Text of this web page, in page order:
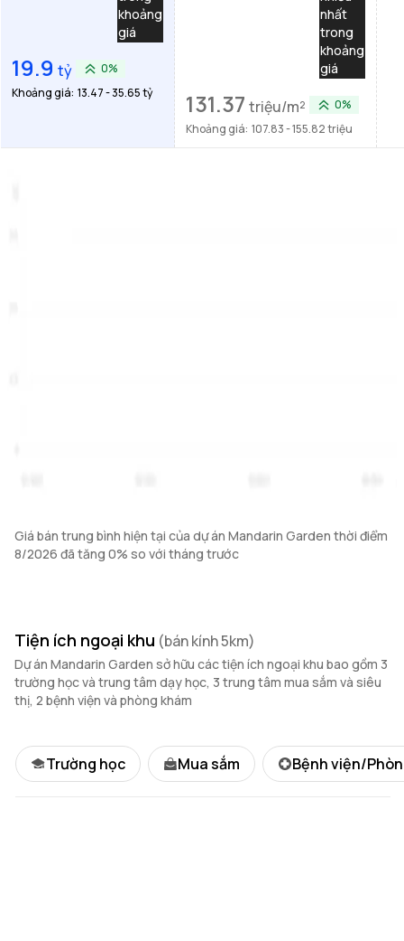
khoảng
giá
19.9 tỷ
0%
Khoảng giá: 13.47 - 35.65 tỷ
nhất
trong
khoảng
giá
131.37 triệu/m²
0%
Khoảng giá: 107.83 - 155.82 triệu
Giá bán trung bình hiện tại của dự án Mandarin Garden thời điểm
8/2026 đã tăng 0% so với tháng trước
Tiện ích ngoại khu (bán kính 5km)
Dự án Mandarin Garden sở hữu các tiện ích ngoại khu bao gồm 3
trường học và trung tâm dạy học, 3 trung tâm mua sắm và siêu
thị, 2 bệnh viện và phòng khám
Trường học Mua sắm Bệnh viện/